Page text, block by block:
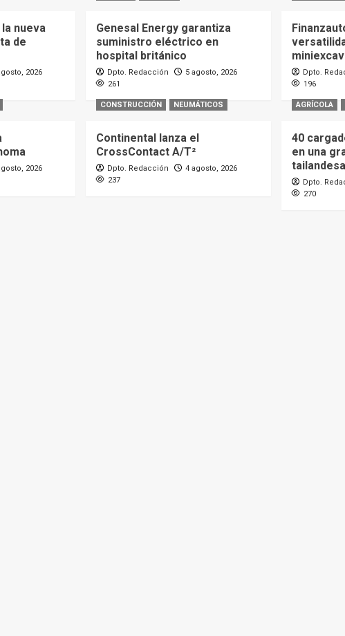
nueva
de
2026
Genesal Energy garantiza
suministro eléctrico en
hospital británico
Dpto. Redacción
5 agosto, 2026
261
Dpto.
196
2026
CONSTRUCCIÓN NEUMÁTICOS
Continental lanza el
CrossContact A/T²
Dpto. Redacción
4 agosto, 2026
237
AGRÍCOLA
40
en una
tailandesa
Dpto.
270